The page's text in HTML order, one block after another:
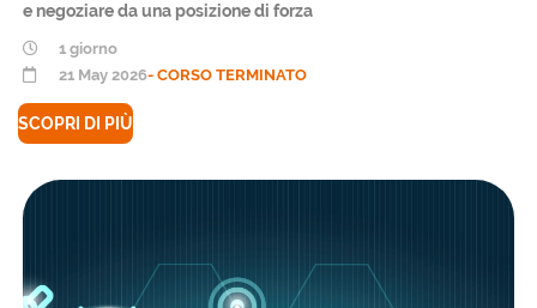
e negoziare da una posizione di forza
1 giorno
21 May 2026- CORSO TERMINATO
SCOPRI DI PIÙ